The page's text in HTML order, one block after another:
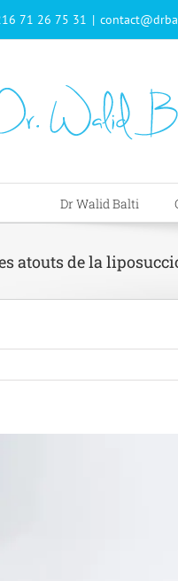
71 26 75 31 |
Dr Walid Balti
atouts de la